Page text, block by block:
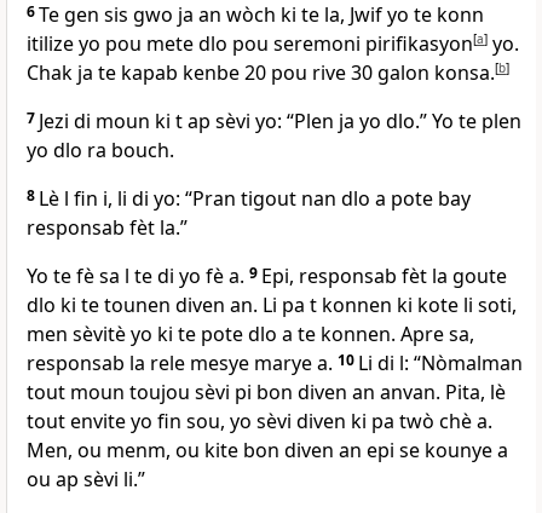
6Te gen sis gwo ja an wòch ki te la, Jwif yo te konn
itilize yo pou mete dlo pou seremoni pirifikasyon[a] yo.
Chak ja te kapab kenbe 20 pou rive 30 galon konsa.[b]
7 Jezi di moun ki t ap sèvi yo: “Plen ja yo dlo.” Yo te plen
yo dlo ra bouch.
8 Lè l fin i, li di yo: “Pran tigout nan dlo a pote bay
responsab fèt la.”
Yo te fè sa l te di yo fè a. 9 Epi, responsab fèt la goute
dlo ki te tounen diven an. Li pa t konnen ki kote li soti,
men sèvitè yo ki te pote dlo a te konnen. Apre sa,
responsab la rele mesye marye a. 10 Li di l: “Nòmalman
tout moun toujou sèvi pi bon diven an anvan. Pita, lè
tout envite yo fin sou, yo sèvi diven ki pa twò chè a.
Men, ou menm, ou kite bon diven an epi se kounye a
ou ap sèvi li.”